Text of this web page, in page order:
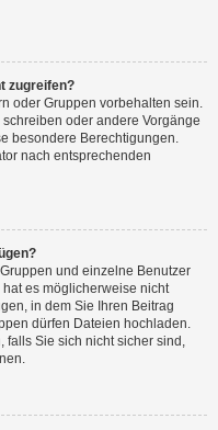
zugreifen?
oder Gruppen vorbehalten sein.
oder andere Vorgänge
besondere Berechtigungen.
nach entsprechenden
und einzelne Benutzer
es möglicherweise nicht
in dem Sie Ihren Beitrag
dürfen Dateien hochladen.
falls Sie sich nicht sicher sind,